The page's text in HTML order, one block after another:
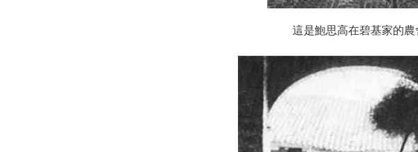
這是鮑思高在碧基家的農